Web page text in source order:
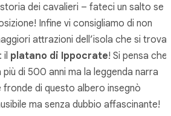
dei cavalieri – fateci un salto se
Infine vi consigliamo di non
attrazioni dell’isola che si trova
platano di Ippocrate! Si pensa che
di 500 anni ma la leggenda narra
di questo albero insegnò
ma senza dubbio affascinante!